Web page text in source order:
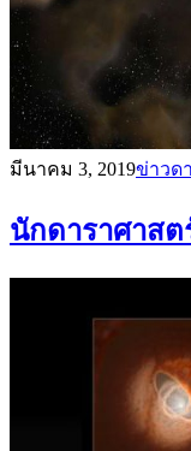
มีนาคม 3, 2019ข่าวด
นักดาราศาส